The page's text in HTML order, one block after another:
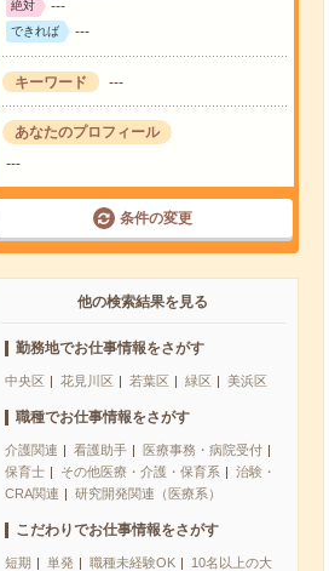
絶対 ---
できれば ---
キーワード ---
あなたのプロフィール
---
条件の変更
他の検索結果を見る
勤務地でお仕事情報をさがす
中央区 花見川区 若葉区 緑区 美浜区
職種でお仕事情報をさがす
介護関連 看護助手
医療事務・病院受付
保育士
その他医療・介護・保育系
治験・
CRA関連
研究開発関連（医療系）
こだわりでお仕事情報をさがす
短期 単発 職種未経験OK
10名以上の大